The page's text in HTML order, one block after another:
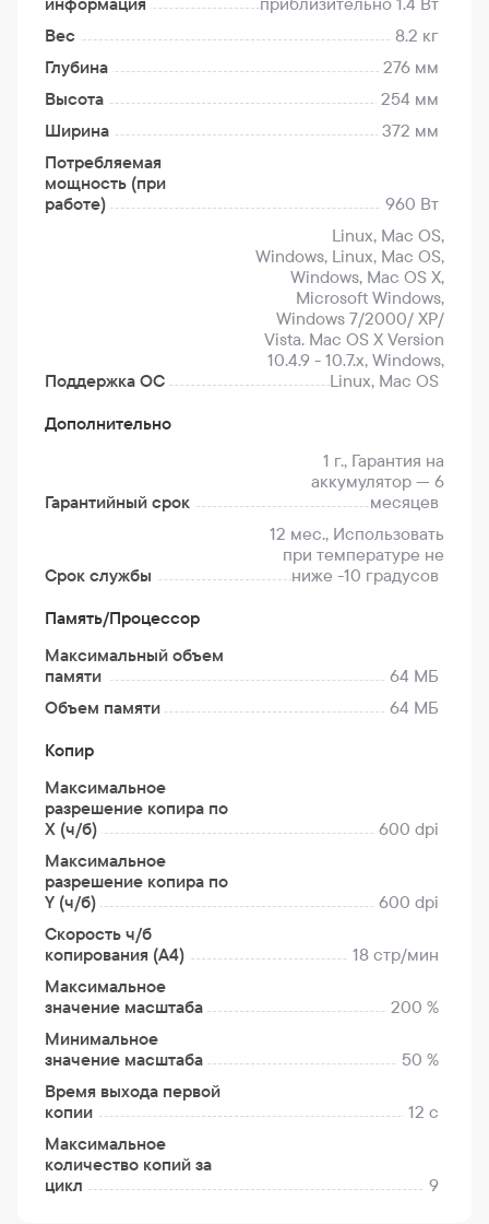
Вес
8.2 кг
Глубина
276 мм
Высота
254 мм
Ширина
372 мм
Потребляемая
мощность (при
работе)
960 Вт
Поддержка ОС
Linux, Mac OS,
Windows, Linux, Mac OS,
Windows, Mac OS X,
Microsoft Windows,
Windows 7/2000/ XP/
Vista. Mac OS X Version
10.4.9 - 10.7.x, Windows,
Linux, Mac OS
Дополнительно
Гарантийный срок
1 г., Гарантия на
аккумулятор — 6
месяцев
Срок службы
12 мес., Использовать
при температуре не
ниже -10 градусов
Память/Процессор
Максимальный объем
памяти
64 МБ
Объем памяти
64 МБ
Копир
Максимальное
разрешение копира по
X (ч/б)
600 dpi
Максимальное
разрешение копира по
Y (ч/б)
600 dpi
Скорость ч/б
копирования (A4)
18 стр/мин
Максимальное
значение масштаба
200 %
Минимальное
значение масштаба
50 %
Время выхода первой
копии
12 с
Максимальное
количество копий за
цикл
9